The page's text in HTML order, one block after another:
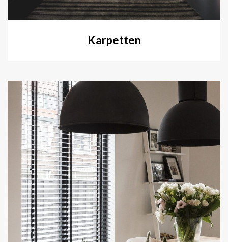
Karpetten